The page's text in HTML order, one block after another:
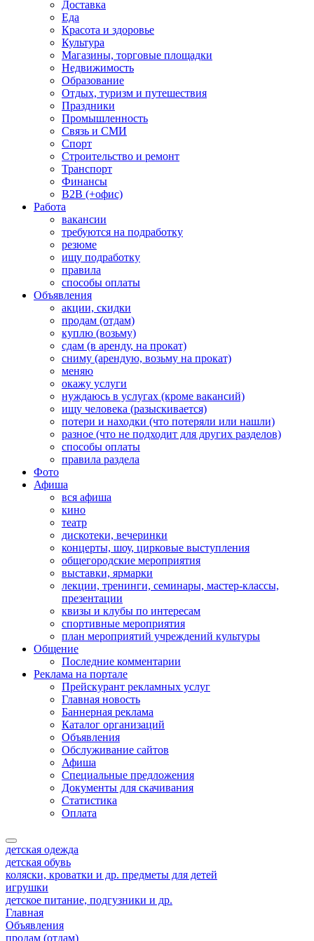
Доставка
Еда
Красота и здоровье
Культура
Магазины, торговые площадки
Недвижимость
Образование
Отдых, туризм и путешествия
Праздники
Промышленность
Связь и СМИ
Спорт
Строительство и ремонт
Транспорт
Финансы
B2B (+офис)
Работа
вакансии
требуются на подработку
резюме
ищу подработку
правила
способы оплаты
Объявления
акции, скидки
продам (отдам)
куплю (возьму)
сдам (в аренду, на прокат)
сниму (арендую, возьму на прокат)
меняю
окажу услуги
нуждаюсь в услугах (кроме вакансий)
ищу человека (разыскивается)
потери и находки (что потеряли или нашли)
разное (что не подходит для других разделов)
способы оплаты
правила раздела
Фото
Афиша
вся афиша
кино
театр
дискотеки, вечеринки
концерты, шоу, цирковые выступления
общегородские мероприятия
выставки, ярмарки
лекции, тренинги, семинары, мастер-классы,
презентации
квизы и клубы по интересам
спортивные мероприятия
план мероприятий учреждений культуры
Общение
Последние комментарии
Реклама на портале
Прейскурант рекламных услуг
Главная новость
Баннерная реклама
Каталог организаций
Объявления
Обслуживание сайтов
Афиша
Специальные предложения
Документы для скачивания
Статистика
Оплата
детская одежда
детская обувь
коляски, кроватки и др. предметы для детей
игрушки
детское питание, подгузники и др.
Главная
Объявления
продам (отдам)